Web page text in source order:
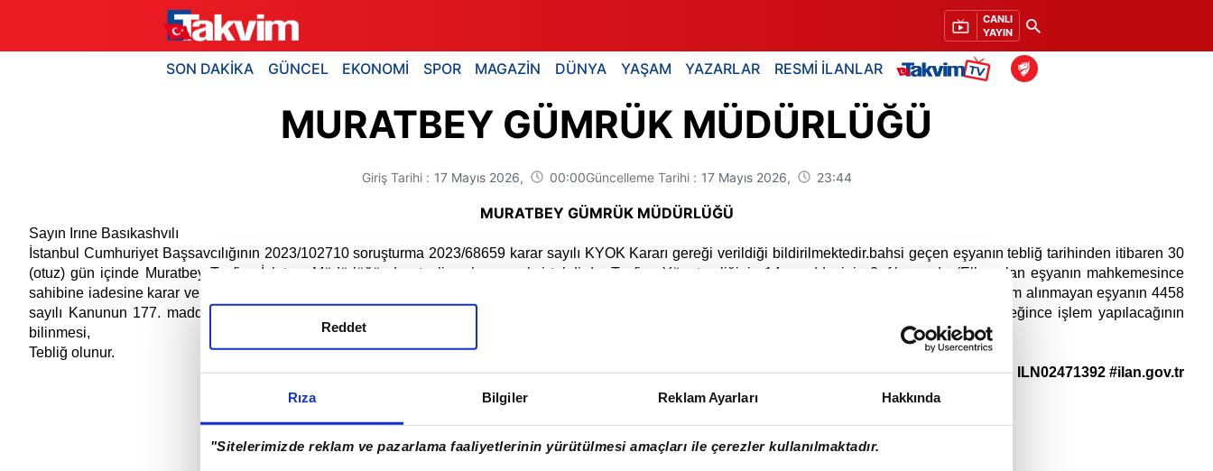
Rıza Bilgiler Reklam Ayarları Hakkında
"Sitelerimizde reklam ve pazarlama faaliyetlerinin yürütülmesi amaçları ile çerezler kullanılmaktadır.
Reddet
CANLI
YAYIN
SON DAKİKA GÜNCEL EKONOMİ SPOR MAGAZİN DÜNYA YAŞAM YAZARLAR RESMİ İLANLAR
MURATBEY GÜMRÜK MÜDÜRLÜĞÜ
Giriş Tarihi : 17 Mayıs 2026, 00:00Güncelleme Tarihi : 17 Mayıs 2026, 23:44
MURATBEY GÜMRÜK MÜDÜRLÜĞÜ
Sayın Irıne Basıkashvılı
İstanbul Cumhuriyet Başsavcılığının 2023/102710 soruşturma 2023/68659 karar sayılı KYOK Kararı gereği verildiği bildirilmektedir.bahsi geçen eşyanın tebliğ tarihinden itibaren 30
(otuz) gün içinde Muratbey Tasfiye İşletme Müdürlüğünden teslim almanız aksi takdirde; Tasfiye Yönetmeliğinin 14. maddesinin 2. fıkrasında (Elkonulan eşyanın mahkemesince
sahibine iadesine karar verilmesi halinde Gümrük Müdürlüğünce eşyanın otuz gün içinde teslim alınması için ilgilisine tebligat yapılır. Bu süre içinde teslim alınmayan eşyanın 4458
sayılı Kanunun 177. maddesi uyarınca tasfiyesinin yapılması için işletme müdürlüğüne (Muratbey Tasfiye İşletme Müdürlüğü) bilgi verilir.) hükmü gereğince işlem yapılacağının
bilinmesi,
Tebliğ olunur.
Basın No: ILN02471392 #ilan.gov.tr